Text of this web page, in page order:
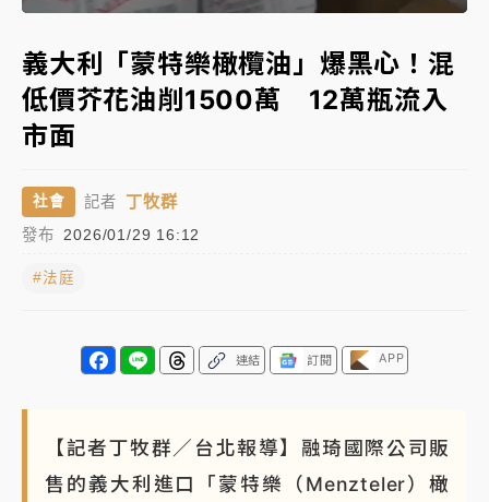
及載板皆走弱
中信慈善基金會想增加董事人數！辜仲諒向法院聲請遭
駁 理由曝光
故宮《龍藏經》特展第2檔！今線上預約開賣一度塞車
周六起展出延長至晚上7時
押庭
雨熱區曝
87.04%
義大利「蒙特樂橄欖油」爆黑心！混
低價芥花油削1500萬 12萬瓶流入
市面
社會 記者 丁牧群
發布 2026/01/29 16:12
#法庭
連結 訂閱 APP
【記者丁牧群／台北報導】融琦國際公司販
售的義大利進口「蒙特樂（Menzteler）橄